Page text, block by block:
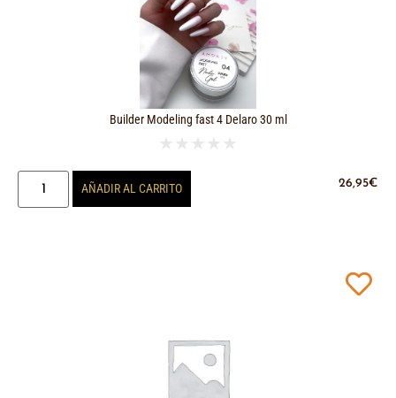
Builder Modeling fast 4 Delaro 30 ml
★ ★ ★ ★ ★
26,95€
AÑADIR AL CARRITO